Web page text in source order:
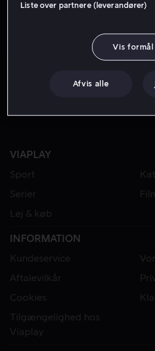
VIAPLAY
Sport
Serier
Lej & køb
INFORMATION
Kundeservice
Aftalevilkår
Cookies
Tilgængelighed hos
Viaplay
Liste over partnere (leverandører)
Vis formål
Afvis alle